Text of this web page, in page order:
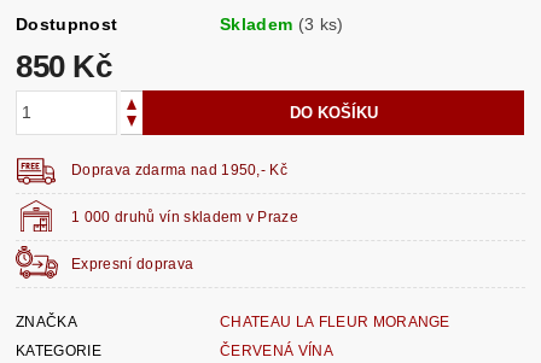
Dostupnost Skladem (3 ks)
850 Kč
1 000 druhů vín skladem v Praze
Expresní doprava
Doprava zdarma nad 1950,- Kč
ZNAČKA
CHATEAU LA FLEUR MORANGE
KATEGORIE
ČERVENÁ VÍNA